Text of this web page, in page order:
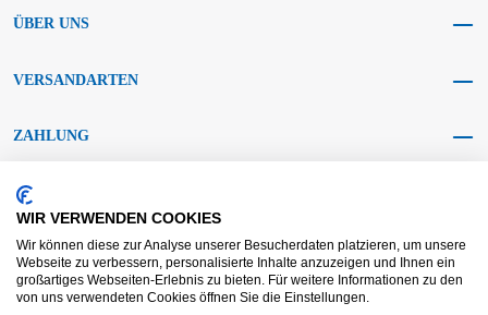
ÜBER UNS
VERSANDARTEN
ZAHLUNG
SOCIAL MEDIA
WIR VERWENDEN COOKIES
Wir können diese zur Analyse unserer Besucherdaten platzieren, um unsere
Webseite zu verbessern, personalisierte Inhalte anzuzeigen und Ihnen ein
großartiges Webseiten-Erlebnis zu bieten. Für weitere Informationen zu den
von uns verwendeten Cookies öffnen Sie die Einstellungen.